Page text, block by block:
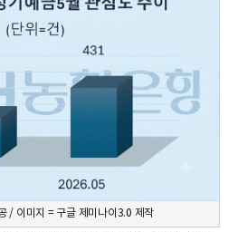
/ 이미지 = 구글 제미나이3.0 제작